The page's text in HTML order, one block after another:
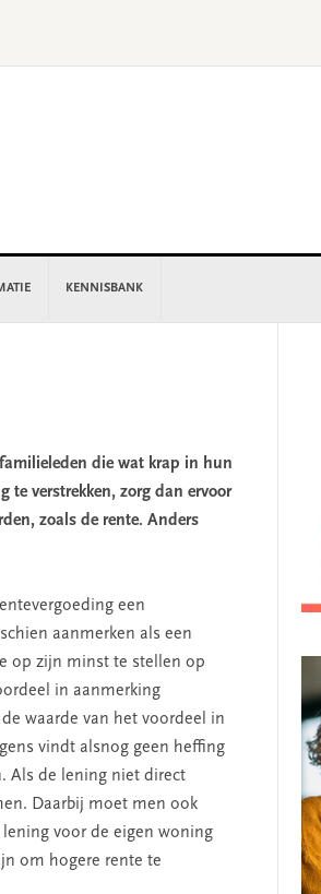
KENNISBANK
die wat krap in hun
te verstrekken, zorg dan ervoor
zoals de rente. Anders
een
aanmerken als een
op zijn minst te stellen op
in aanmerking
waarde van het voordeel in
vindt alsnog geen heffing
Als de lening niet direct
Daarbij moet men ook
voor de eigen woning
om hogere rente te